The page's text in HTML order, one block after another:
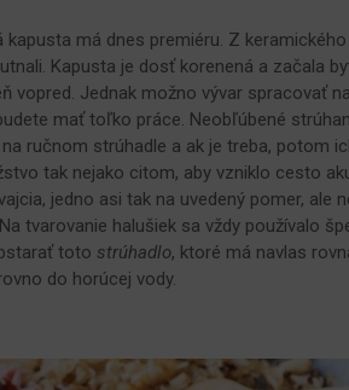
kapusta má dnes premiéru. Z
Kapusta je dosť korenená a začala
vopred. Jednak možno vývar spracovať
mať toľko práce. Neobľúbené
ručnom strúhadle a ak je treba, potom
tak nejako citom, aby vzniklo cesto
jedno asi tak na uvedený pomer, ale
tvarovanie halušiek sa vždy používalo
toto strúhadlo, ktoré má navlas
do horúcej vody.